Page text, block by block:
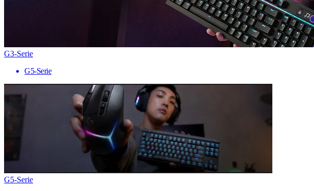
G3-Serie
G5-Serie
G5-Serie